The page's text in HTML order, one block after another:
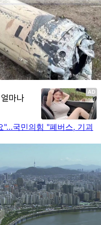
"…국민의힘 "폐버스, 기괴